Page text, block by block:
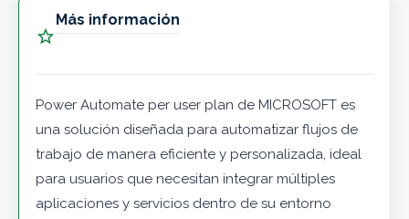

Más información
Power Automate per user plan de MICROSOFT es
una solución diseñada para automatizar flujos de
trabajo de manera eficiente y personalizada, ideal
para usuarios que necesitan integrar múltiples
aplicaciones y servicios dentro de su entorno